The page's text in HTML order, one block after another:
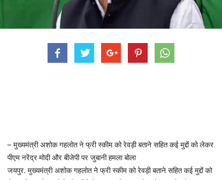
– मुख्यमंत्री अशोक गहलोत ने फ्री स्कीम को रेवड़ी बताने सहित कई मुद्दों को लेकर
पीएम नरेंद्र मोदी और बीजेपी पर जुबानी हमला बोला
जयपुर. मुख्यमंत्री अशोक गहलोत ने फ्री स्कीम को रेवड़ी बताने सहित कई मुद्दों को